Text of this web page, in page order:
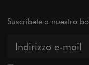
Suscríbete a nuestro